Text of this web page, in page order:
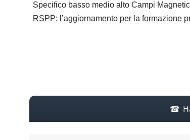
Specifico basso medio alto Campi
RSPP: l’aggiornamento per la formazione